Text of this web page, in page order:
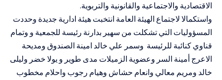
الاقتصادية والاجتماعية والقانونية والتربوية.
واستكمالا لاجتماع الهيئة العامة انتخبت هيئة ادارية جديدة وحددت
المسؤوليات التي تشكلت من سهير بدارنة رئيسة للجمعية و وتمام
قناوي كنائبة للرئيسة وسمر علي خالد امينة الصندوق ومديحة
الاعرج أمينة السر وعضوية الزميلات مدى طوير و يولا خضر وليلى
خالد ومريم معالي وانعام حشاش وهيام رجوب واحلام مخطوب